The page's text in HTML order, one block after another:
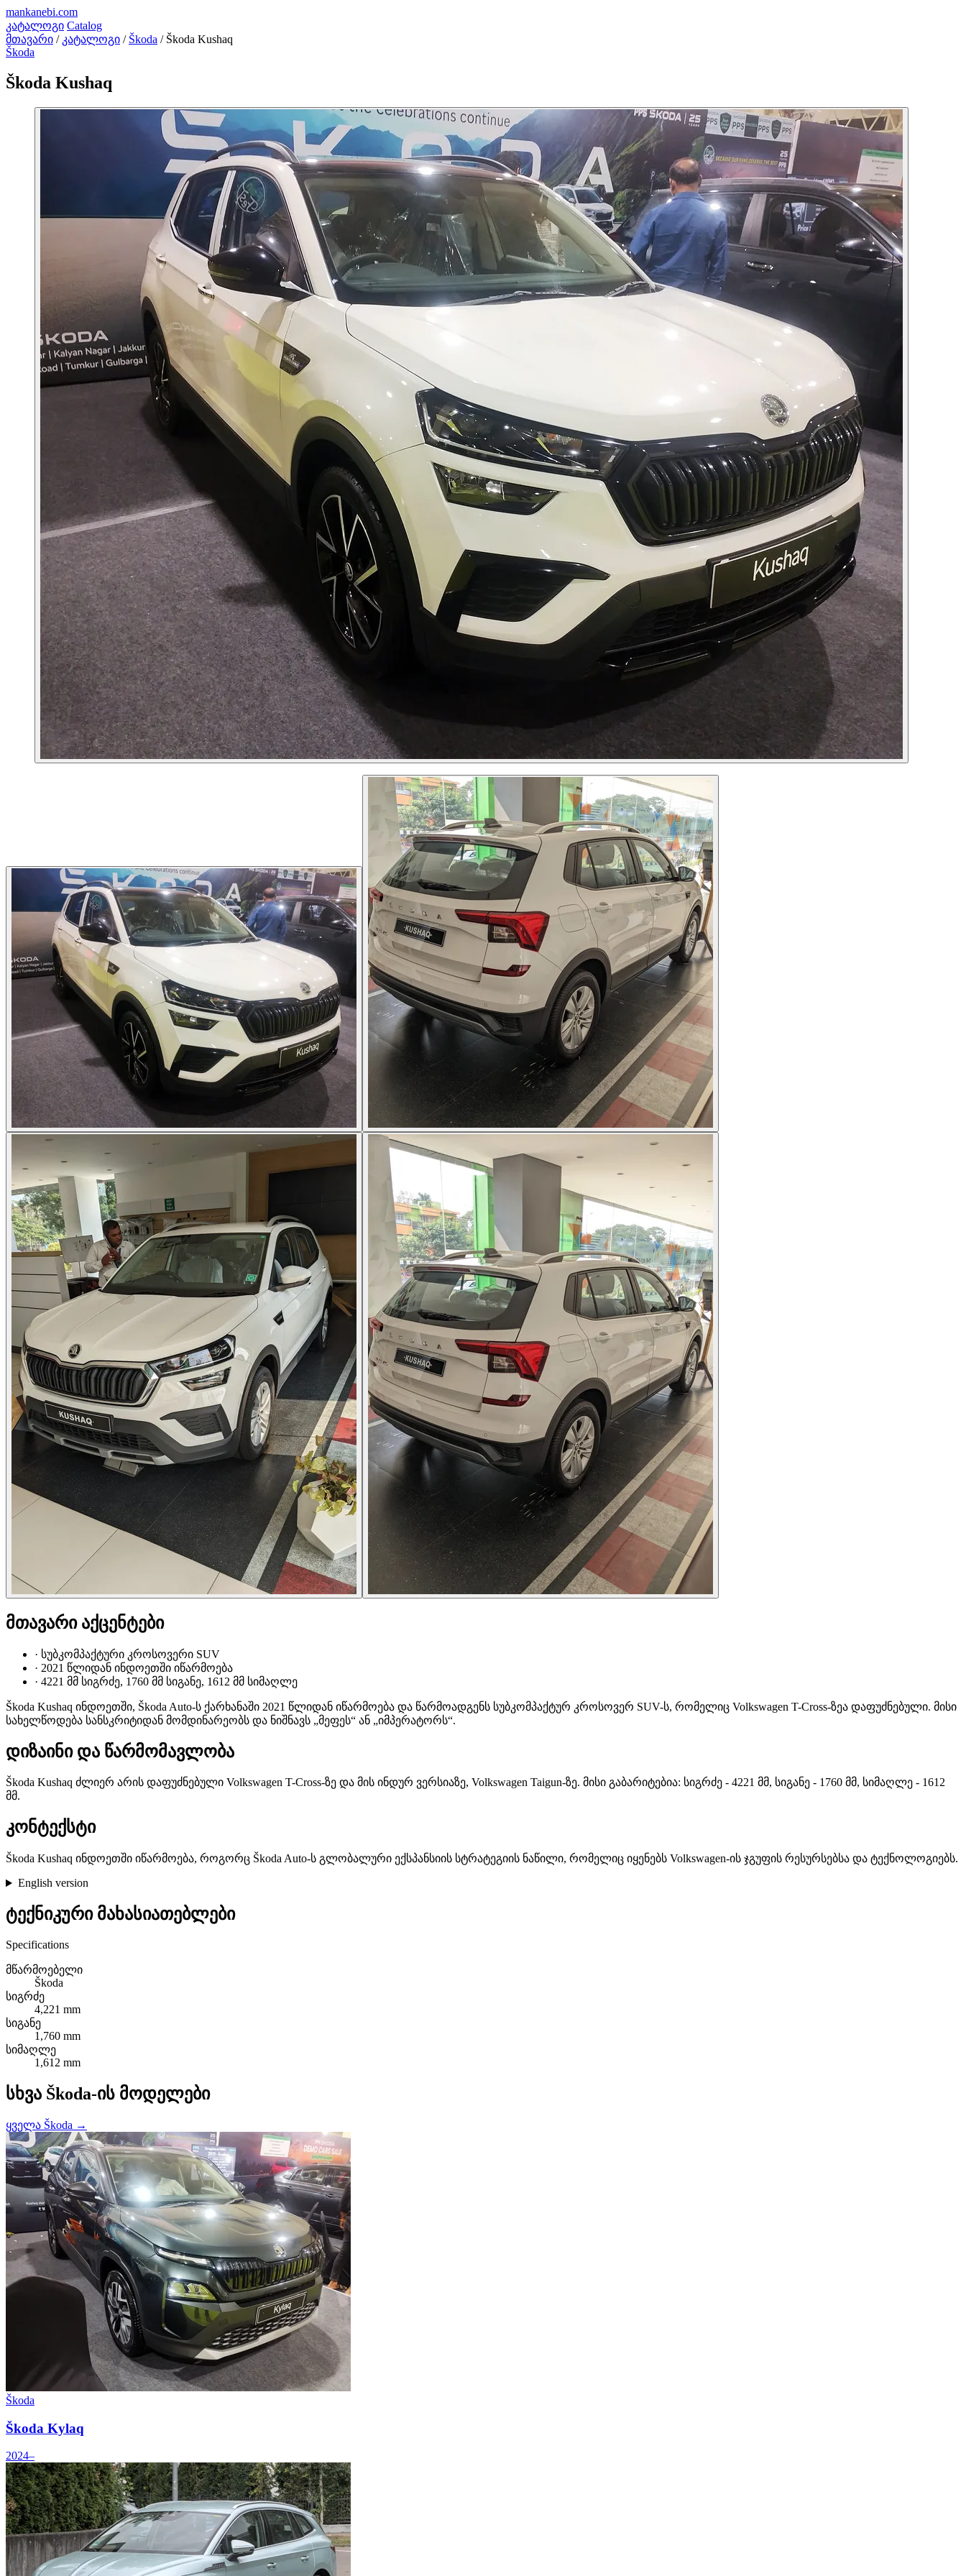
mankanebi.com
კატალოგი Catalog
მთავარი / კატალოგი / Škoda / Škoda Kushaq
Škoda
Škoda Kushaq
მთავარი აქცენტები
· სუბკომპაქტური კროსოვერი SUV
· 2021 წლიდან ინდოეთში იწარმოება
· 4221 მმ სიგრძე, 1760 მმ სიგანე, 1612 მმ სიმაღლე
Škoda Kushaq ინდოეთში, Škoda Auto-ს ქარხანაში 2021 წლიდან იწარმოება და წარმოადგენს სუბკომპაქტურ კროსოვერ SUV-ს, რომელიც Volkswagen T-Cross-ზეა დაფუძნებული. მისი
სახელწოდება სანსკრიტიდან მომდინარეობს და ნიშნავს „მეფეს“ ან „იმპერატორს“.
დიზაინი და წარმომავლობა
Škoda Kushaq ძლიერ არის დაფუძნებული Volkswagen T-Cross-ზე და მის ინდურ ვერსიაზე, Volkswagen Taigun-ზე. მისი გაბარიტებია: სიგრძე - 4221 მმ, სიგანე - 1760 მმ, სიმაღლე - 1612
მმ.
კონტექსტი
Škoda Kushaq ინდოეთში იწარმოება, როგორც Škoda Auto-ს გლობალური ექსპანსიის სტრატეგიის ნაწილი, რომელიც იყენებს Volkswagen-ის ჯგუფის რესურსებსა და ტექნოლოგიებს.
English version
ტექნიკური მახასიათებლები
Specifications
მწარმოებელი
Škoda
სიგრძე
4,221 mm
სიგანე
1,760 mm
სიმაღლე
1,612 mm
სხვა Škoda-ის მოდელები
ყველა Škoda →
Škoda
Škoda Kylaq
2024–